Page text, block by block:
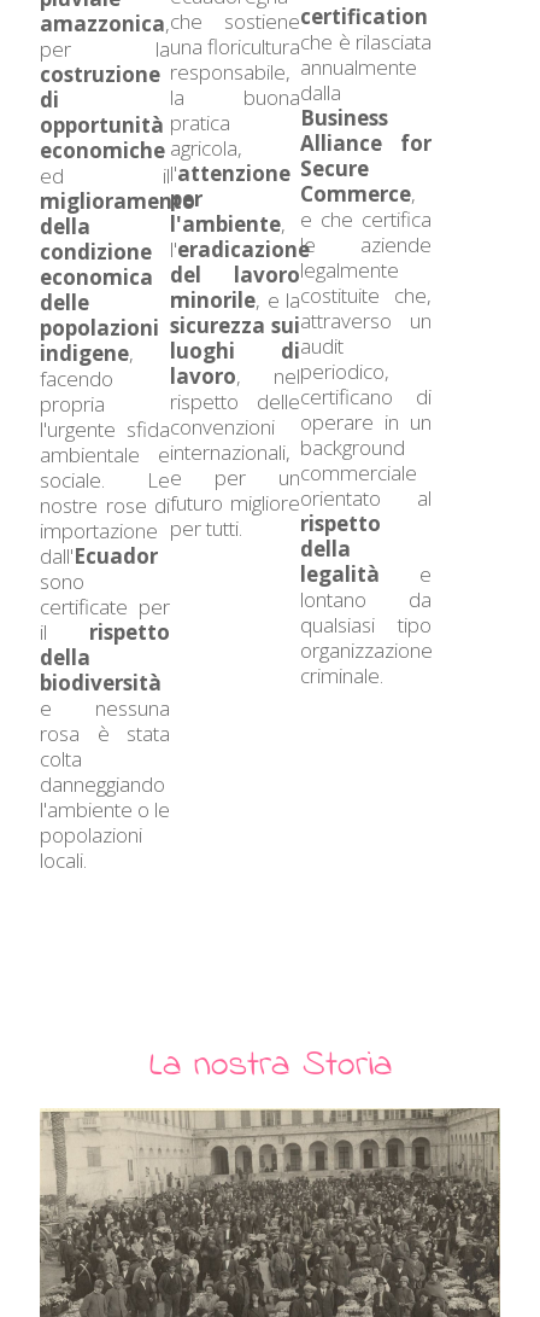
amazzonica,
per la
costruzione
di
opportunità
economiche
ed il
miglioramento
della
condizione
economica
delle
popolazioni
indigene,
facendo
propria
l'urgente sfida
ambientale e
sociale. Le
nostre rose di
importazione
dall'Ecuador
sono
certificate per
il rispetto
della
biodiversità
e nessuna
rosa è stata
colta
danneggiando
l'ambiente o le
popolazioni
locali.
che sostiene
una floricultura
responsabile,
la buona
pratica
agricola,
l'attenzione
per
l'ambiente,
l'eradicazione
del lavoro
minorile, e la
sicurezza sui
luoghi di
lavoro, nel
rispetto delle
convenzioni
internazionali,
e per un
futuro migliore
per tutti.
certification
che è rilasciata
annualmente
dalla
Business
Alliance for
Secure
Commerce,
e che certifica
le aziende
legalmente
costituite che,
attraverso un
audit
periodico,
certificano di
operare in un
background
commerciale
orientato al
rispetto
della
legalità e
lontano da
qualsiasi tipo
organizzazione
criminale.
La nostra Storia